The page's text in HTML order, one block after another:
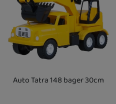
Auto Tatra 148 bager 30cm